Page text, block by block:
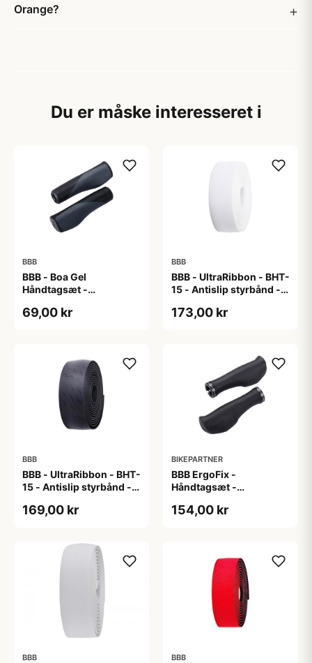
Orange?
Du er måske interesseret i
BBB
BBB - Boa Gel
Håndtagsæt -
69,00 kr
BBB
BBB - UltraRibbon - BHT-
15 - Antislip styrbånd -
173,00 kr
BBB
BBB - UltraRibbon - BHT-
15 - Antislip styrbånd -
169,00 kr
BIKEPARTNER
BBB ErgoFix -
Håndtagsæt -
Sort
154,00 kr
BBB BBB